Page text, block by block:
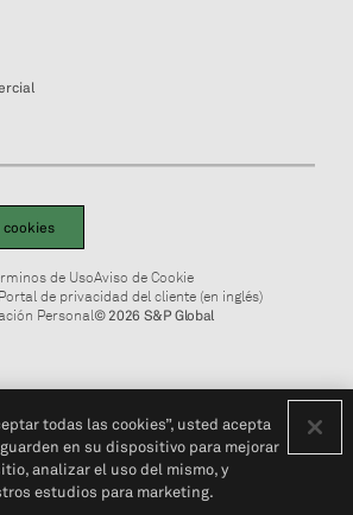
cookies
de UsoAviso de Cookie
Portal de privacidad del cliente (en inglés)
Personal© 2026 S&P Global
todas las cookies”, usted acepta
en su dispositivo para mejorar
analizar el uso del mismo, y
estudios para marketing.